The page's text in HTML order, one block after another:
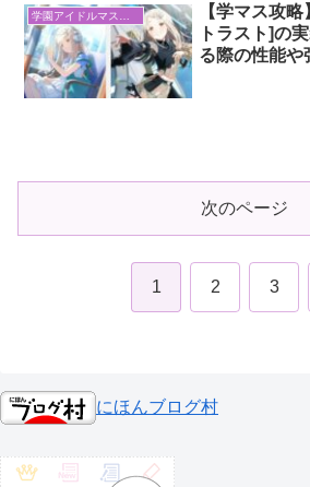
【学マス攻
トラスト]の
る際の性能や
次のページ
1 2 3
にほんブログ村